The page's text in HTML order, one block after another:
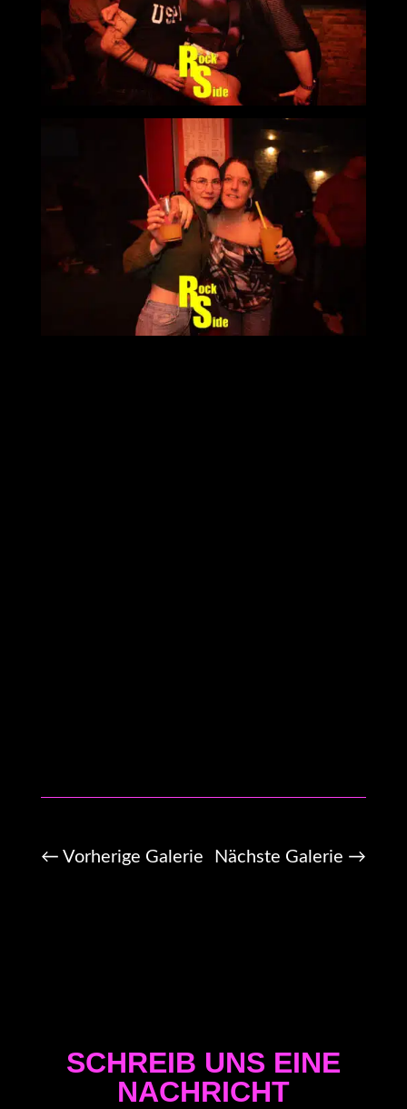
← Vorherige Galerie Nächste Galerie →
SCHREIB UNS EINE
NACHRICHT